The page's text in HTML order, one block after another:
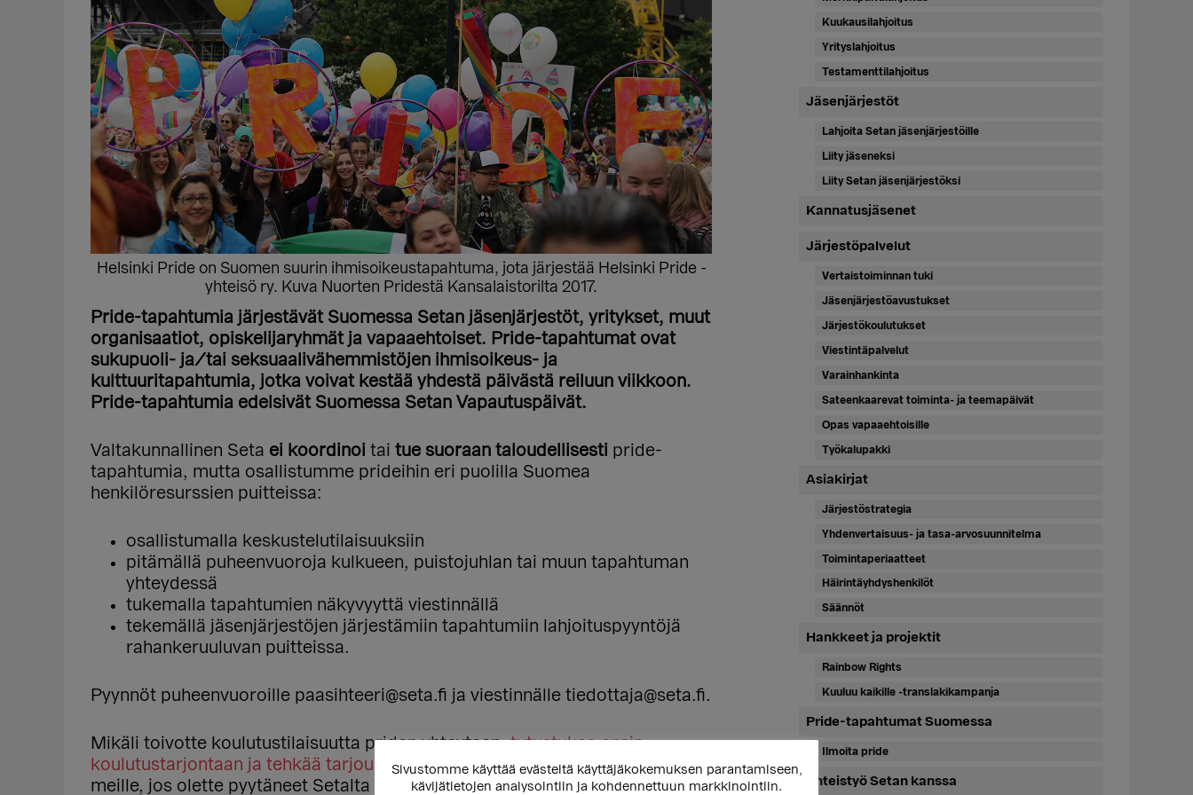
Helsinki Pride on Suomen suurin ihmisoikeustapahtuma, jota järjestää Helsinki Pride -
yhteisö ry. Kuva Nuorten Pridestä Kansalaistorilta 2017.
Pride-tapahtumia järjestävät Suomessa Setan jäsenjärjestöt, yritykset, muut
organisaatiot, opiskelijaryhmät ja vapaaehtoiset. Pride-tapahtumat ovat
sukupuoli- ja/tai seksuaalivähemmistöjen ihmisoikeus- ja
kulttuuritapahtumia, jotka voivat kestää yhdestä päivästä reiluun viikkoon.
Pride-tapahtumia edelsivät Suomessa Setan Vapautuspäivät.
Valtakunnallinen Seta ei koordinoi tai tue suoraan taloudellisesti pride-
tapahtumia, mutta osallistumme prideihin eri puolilla Suomea
henkilöresurssien puitteissa:
osallistumalla keskustelutilaisuuksiin
pitämällä puheenvuoroja kulkueen, puistojuhlan tai muun tapahtuman
yhteydessä
tukemalla tapahtumien näkyvyyttä viestinnällä
tekemällä jäsenjärjestöjen järjestämiin tapahtumiin lahjoituspyyntöjä
rahankeruuluvan puitteissa.
Pyynnöt puheenvuoroille paasihteeri@seta.fi ja viestinnälle tiedottaja@seta.fi.
Mikäli toivotte koulutustilaisuutta priden yhteyteen,tutustukaa ensin
koulutustarjontaan ja tehkää tarjouspyyntö täällä. Ilmoitattehan viestissänne
meille, jos olette pyytäneet Setalta myös puheenvuoroa.
Kuukausilahjoitus
Yrityslahjoitus
Testamenttilahjoitus
Jäsenjärjestöt
Lahjoita Setan jäsenjärjestöille
Liity jäseneksi
Liity Setan jäsenjärjestöksi
Kannatusjäsenet
Järjestöpalvelut
Vertaistoiminnan tuki
Jäsenjärjestöavustukset
Järjestökoulutukset
Viestintäpalvelut
Varainhankinta
Sateenkaarevat toiminta- ja teemapäivät
Opas vapaaehtoisille
Työkalupakki
Asiakirjat
Järjestöstrategia
Yhdenvertaisuus- ja tasa-arvosuunnitelma
Toimintaperiaatteet
Häirintäyhdyshenkilöt
Säännöt
Hankkeet ja projektit
Rainbow Rights
Kuuluu kaikille -translakikampanja
Pride-tapahtumat Suomessa
Ilmoita pride
Yhteistyö Setan kanssa
Sivustomme käyttää evästeitä käyttäjäkokemuksen parantamiseen,
kävijätietojen analysointiin ja kohdennettuun markkinointiin.